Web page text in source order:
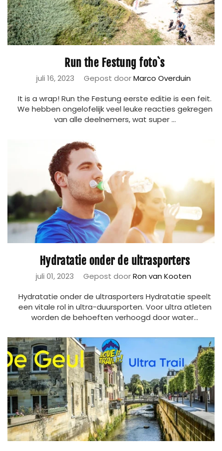
Run the Festung foto`s
juli 16, 2023 Gepost doorMarco Overduin
It is a wrap! Run the Festung eerste editie is een feit.
We hebben ongelofelijk veel leuke reacties gekregen
van alle deelnemers, wat super ...
Hydratatie onder de ultrasporters
juli 01, 2023 Gepost doorRon van Kooten
Hydratatie onder de ultrasporters Hydratatie speelt
een vitale rol in ultra-duursporten. Voor ultra atleten
worden de behoeften verhoogd door water...